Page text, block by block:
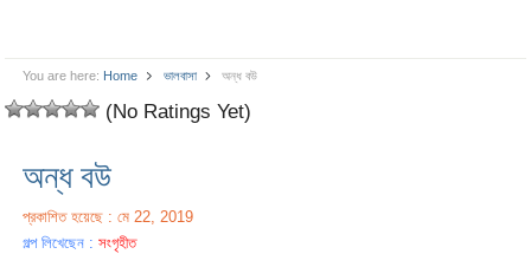
You are here: Home ভালবাসা অন্ধ বউ
(No Ratings Yet)
অন্ধ বউ
প্রকাশিত হয়েছে : মে 22, 2019
গল্প লিখেছেন :সংগৃহীত